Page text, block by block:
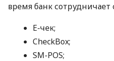
время банк сотрудничает
E-чек;
CheckBox;
SM-POS;